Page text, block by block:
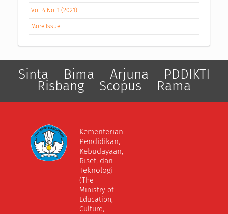
Vol. 4 No. 1 (2021)
More Issue
Sinta Bima Arjuna PDDIKTI
Risbang Scopus Rama
Kementerian
Pendidikan,
Kebudayaan,
Riset, dan
Teknologi
(The
Ministry of
Education,
Culture,